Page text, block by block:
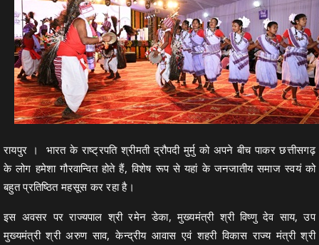
रायपुर । भारत के राष्ट्रपति श्रीमती द्रौपदी मुर्मु को अपने बीच पाकर छत्तीसगढ़
के लोग हमेशा गौरवान्वित होते हैं, विशेष रूप से यहां के जनजातीय समाज स्वयं को
बहुत प्रतिष्ठित महसूस कर रहा है।
इस अवसर पर राज्यपाल श्री रमेन डेका, मुख्यमंत्री श्री विष्णु देव साय, उप
मुख्यमंत्री श्री अरुण साव, केन्द्रीय आवास एवं शहरी विकास राज्य मंत्री श्री